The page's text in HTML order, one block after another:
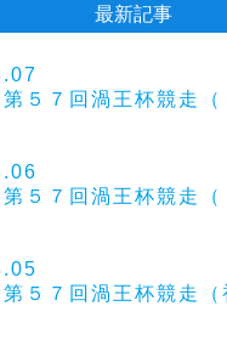
最新記事
第５７回渦王杯競走（
第５７回渦王杯競走（
第５７回渦王杯競走（